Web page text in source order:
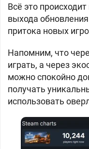
Всё это
выхода
притока новых
Напомним, что
играть, а через
можно спокойно
получать
использовать